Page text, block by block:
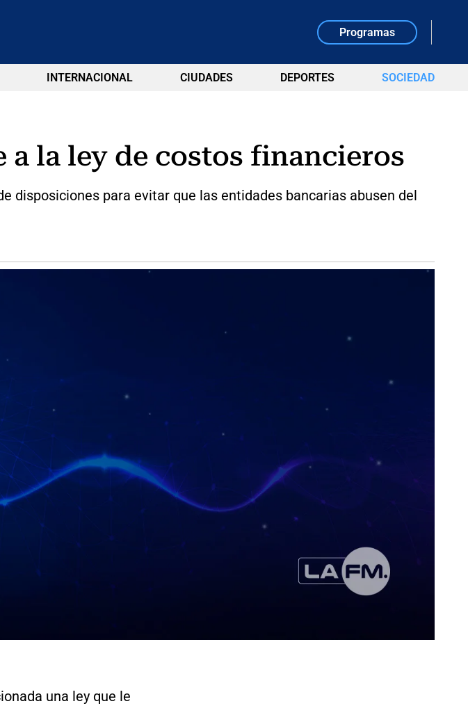
Programas
INTERNACIONAL CIUDADES DEPORTES SOCIEDAD
a la ley de costos financieros
disposiciones para evitar que las entidades bancarias abusen del
una ley que le